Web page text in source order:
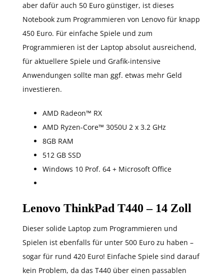
aber dafür auch 50 Euro günstiger, ist dieses
Notebook zum Programmieren von Lenovo für knapp
450 Euro. Für einfache Spiele und zum
Programmieren ist der Laptop absolut ausreichend,
für aktuellere Spiele und Grafik-intensive
Anwendungen sollte man ggf. etwas mehr Geld
investieren.
AMD Radeon™ RX
AMD Ryzen-Core™ 3050U 2 x 3.2 GHz
8GB RAM
512 GB SSD
Windows 10 Prof. 64 + Microsoft Office
Lenovo ThinkPad T440 – 14 Zoll
Dieser solide Laptop zum Programmieren und
Spielen ist ebenfalls für unter 500 Euro zu haben –
sogar für rund 420 Euro! Einfache Spiele sind darauf
kein Problem, da das T440 über einen passablen